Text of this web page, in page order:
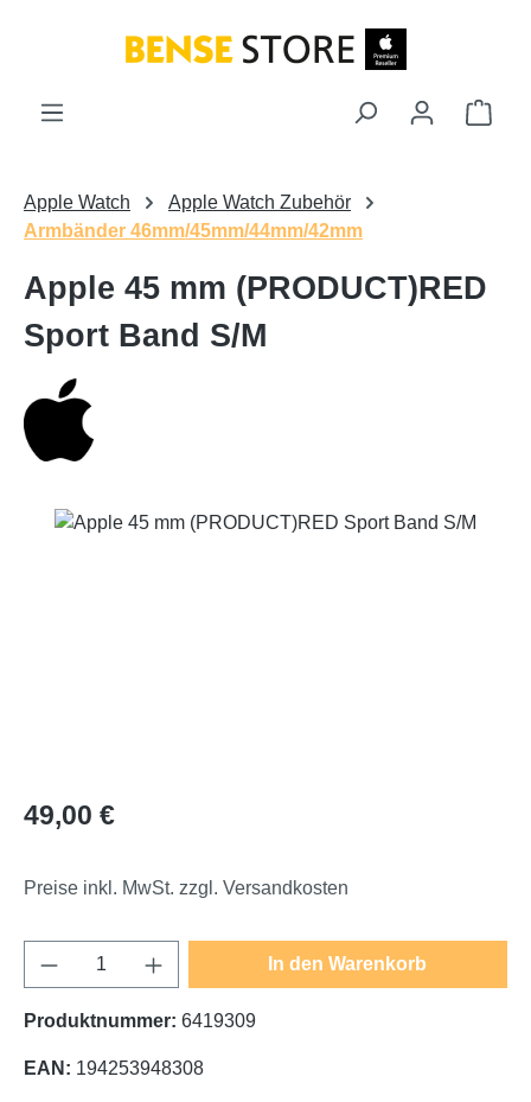
Apple Watch
Apple Watch Zubehör
Armbänder 46mm/45mm/44mm/42mm
Apple 45 mm (PRODUCT)RED
Sport Band S/M
Bildergalerie überspringen
Regulärer Preis:
49,00 €
Preise inkl. MwSt. zzgl. Versandkosten
Produkt Anzahl: Gib den gewünschten
In den Warenkorb
Produktnummer: 6419309
EAN: 194253948308